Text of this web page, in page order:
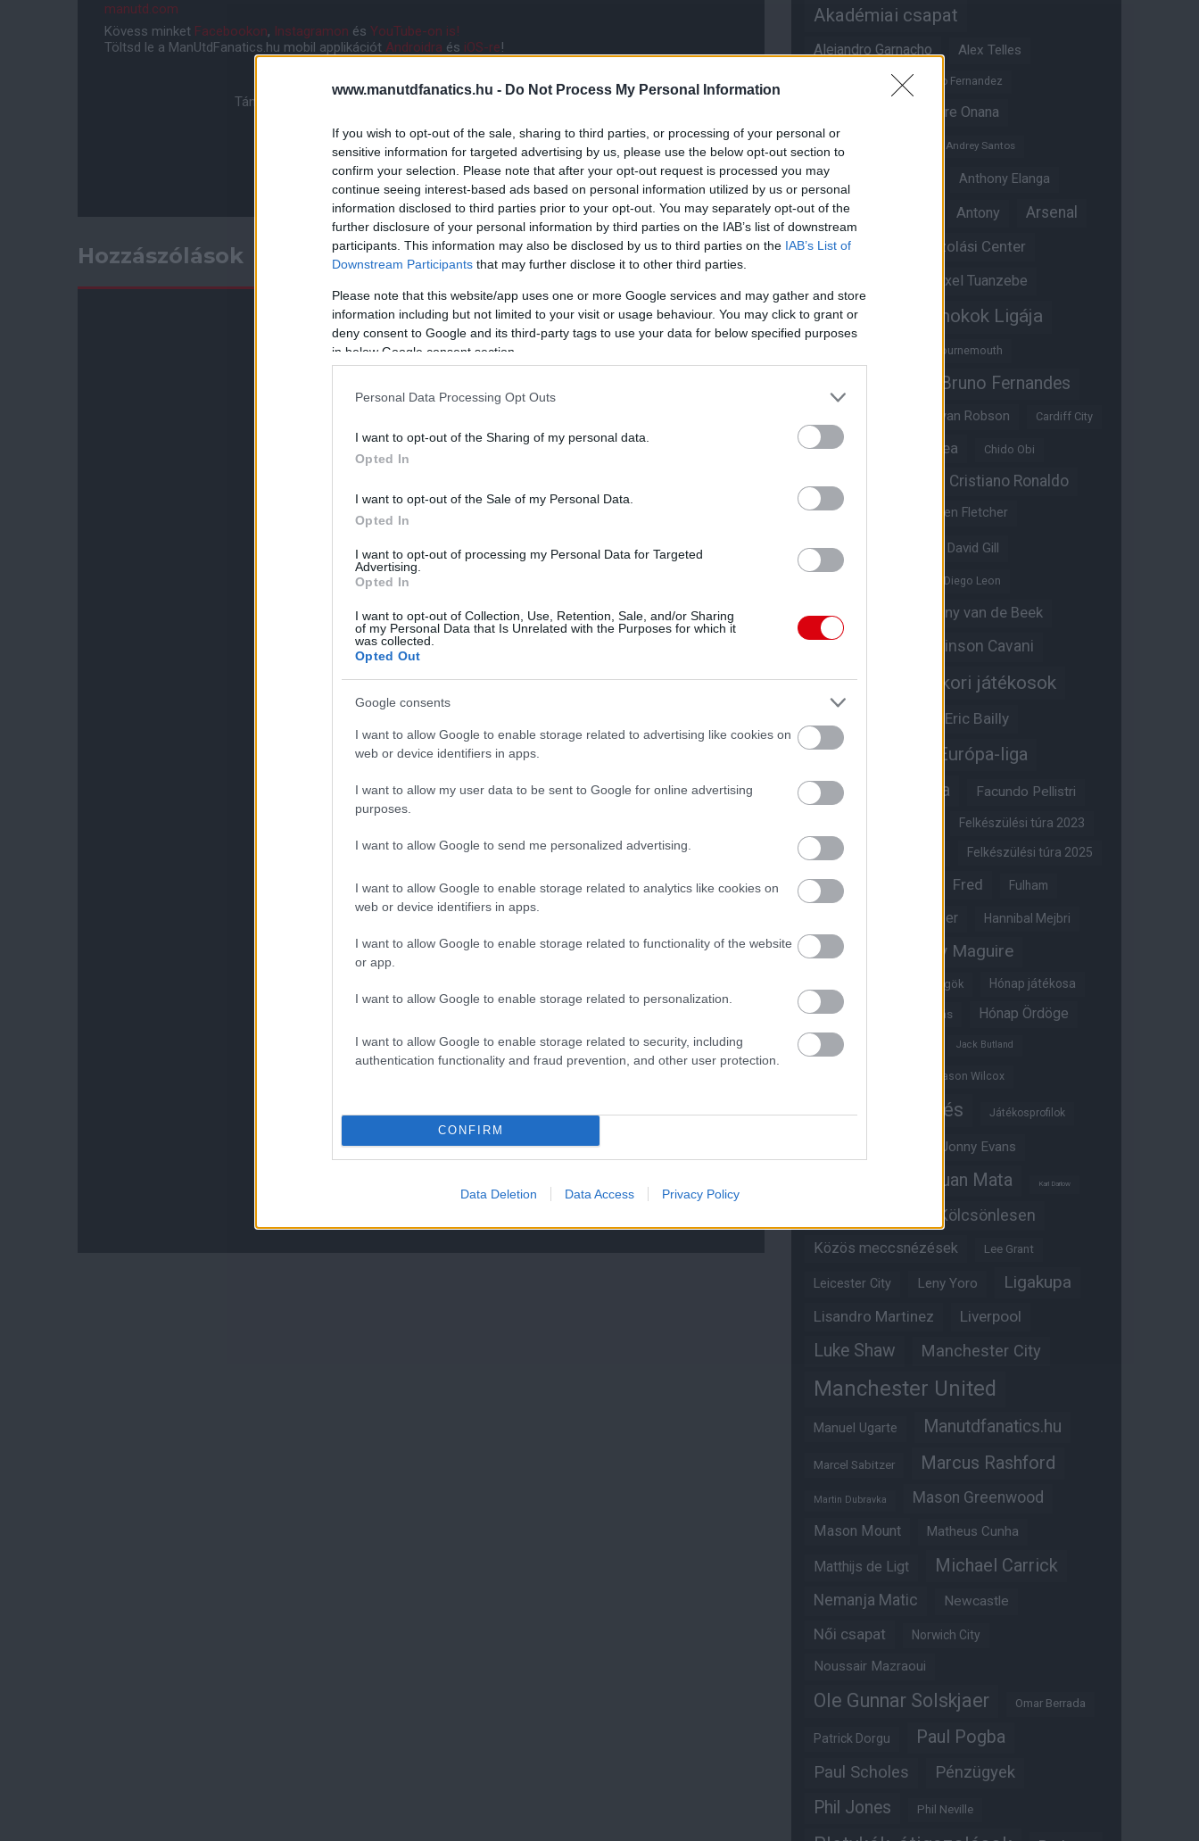
www.manutdfanatics.hu - Do Not Process My Personal Information
If you wish to opt-out of the sale, sharing to third parties, or processing of your personal or
sensitive information for targeted advertising by us, please use the below opt-out section to
confirm your selection. Please note that after your opt-out request is processed you may
continue seeing interest-based ads based on personal information utilized by us or personal
information disclosed to third parties prior to your opt-out. You may separately opt-out of the
further disclosure of your personal information by third parties on the IAB’s list of downstream
participants. This information may also be disclosed by us to third parties on the IAB’s List of
Downstream Participants that may further disclose it to other third parties.
Please note that this website/app uses one or more Google services and may gather and store
information including but not limited to your visit or usage behaviour. You may click to grant or
deny consent to Google and its third-party tags to use your data for below specified purposes
in below Google consent section.
Personal Data Processing Opt Outs
I want to opt-out of the Sharing of my personal data.
Opted In
I want to opt-out of the Sale of my Personal Data.
Opted In
I want to opt-out of processing my Personal Data for Targeted
Advertising.
Opted In
I want to opt-out of Collection, Use, Retention, Sale, and/or Sharing
of my Personal Data that Is Unrelated with the Purposes for which it
was collected.
Opted Out
Google consents
I want to allow Google to enable storage related to advertising like cookies on
web or device identifiers in apps.
I want to allow my user data to be sent to Google for online advertising
purposes.
I want to allow Google to send me personalized advertising.
I want to allow Google to enable storage related to analytics like cookies on
web or device identifiers in apps.
I want to allow Google to enable storage related to functionality of the website
or app.
I want to allow Google to enable storage related to personalization.
I want to allow Google to enable storage related to security, including
authentication functionality and fraud prevention, and other user protection.
CONFIRM
Data Deletion Data Access Privacy Policy
manutd.com
Kövess minket Facebookon, Instagramon és YouTube-on is!
Töltsd le a ManUtdFanatics.hu mobil applikációt Androidra és iOS-re!
Támogasd adományoddal a ManUtdFanatics.hu működését!
Hozzászólások
Akadémiai csapat
Alejandro Garnacho Alex Telles
Alvaro Fernandez
Andre Onana
Andreas Pereira
Andrey Santos
Angol válogatott Anthony Elanga
Anthony Martial Antony Arsenal
Aston Villa Átigazolási Center
Axel Tuanzebe
Ayden Heaven Bajnokok Ligája
Bournemouth
Bruno Fernandes
Bryan Robson Cardiff City
Casemiro Chelsea Chido Obi
Cristiano Ronaldo
Crystal Palace Darren Fletcher
David De Gea David Gill
Diego Leon
Diogo Dalot
Donny van de Beek
Edinson Cavani
Edzői stáb Egykori játékosok
Eric Bailly
Erik ten Hag Európa-liga
Everton FA-kupa Facundo Pellistri
Felkészülési túra 2023
Felkészülési túra 2024 Felkészülési túra 2025
Felkészülési túra 2026 Fred Fulham
Glazer Hannibal Mejbri
Harry Amass Harry Maguire
Híres magyar Vörös Ördögök Hónap játékosa
Hónap legjobbja szavazás Hónap Ördöge
Hull City Jack Butland
Jason Wilcox
Játékosértékelés Játékosprofilok
Jonny Evans
Juan Mata Karl Darlow
Kölcsönlesen
Közös meccsnézések Lee Grant
Leicester City Leny Yoro Ligakupa
Lisandro Martinez Liverpool
Luke Shaw Manchester City
Manchester United
Manuel Ugarte Manutdfanatics.hu
Marcel Sabitzer Marcus Rashford
Martin Dubravka Mason Greenwood
Mason Mount Matheus Cunha
Matthijs de Ligt Michael Carrick
Nemanja Matic Newcastle
Női csapat Norwich City
Noussair Mazraoui
Ole Gunnar Solskjaer Omar Berrada
Patrick Dorgu Paul Pogba
Paul Scholes Pénzügyek
Phil Jones Phil Neville